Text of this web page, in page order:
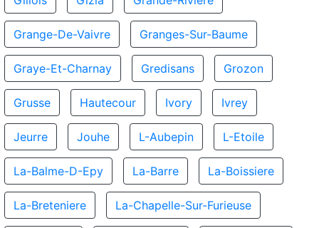
Grange-De-Vaivre Granges-Sur-Baume
Graye-Et-Charnay Gredisans Grozon
Grusse Hautecour Ivory Ivrey
Jeurre Jouhe L-Aubepin L-Etoile
La-Balme-D-Epy La-Barre La-Boissiere
La-Breteniere La-Chapelle-Sur-Furieuse